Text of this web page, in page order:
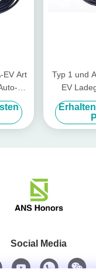
EV Art
Typ 1 und
EV
Social Media